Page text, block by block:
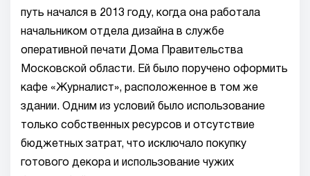
путь начался в 2013 году, когда она работала
начальником отдела дизайна в службе
оперативной печати Дома Правительства
Московской области. Ей было поручено оформить
кафе «Журналист», расположенное в том же
здании. Одним из условий было использование
только собственных ресурсов и отсутствие
бюджетных затрат, что исключало покупку
готового декора и использование чужих